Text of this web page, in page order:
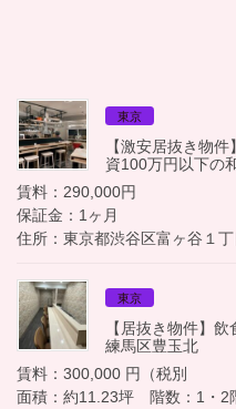
東京
【激安居抜き物
資100万円以下の
賃料：290,000円
保証金：1ヶ月
住所：東京都渋谷区富ヶ谷１丁
東京
【居抜き物件】
練馬区豊玉北
賃料：300,000 円（税別
面積：約11.23坪 階数：1・2